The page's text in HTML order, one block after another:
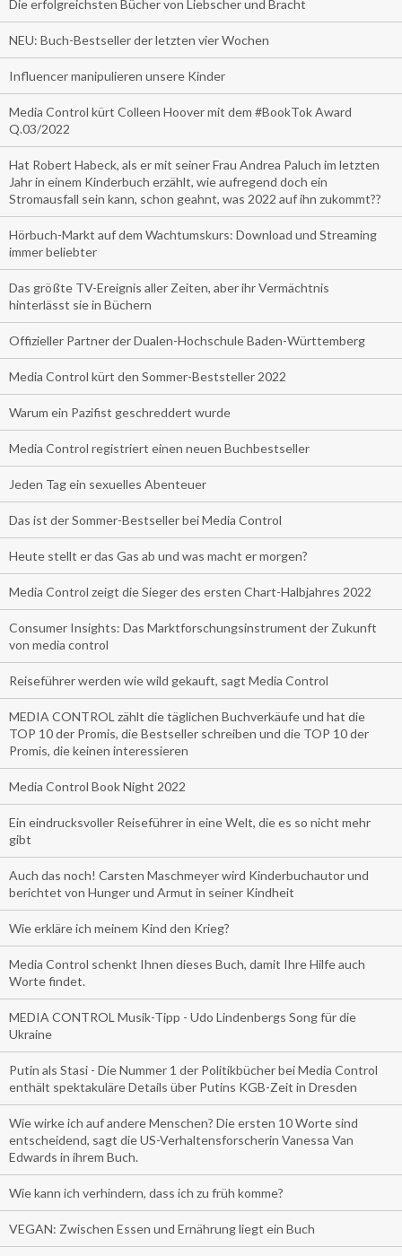
Die erfolgreichsten Bücher von Liebscher und Bracht
NEU: Buch-Bestseller der letzten vier Wochen
Influencer manipulieren unsere Kinder
Media Control kürt Colleen Hoover mit dem #BookTok Award
Q.03/2022
Hat Robert Habeck, als er mit seiner Frau Andrea Paluch im letzten
Jahr in einem Kinderbuch erzählt, wie aufregend doch ein
Stromausfall sein kann, schon geahnt, was 2022 auf ihn zukommt??
Hörbuch-Markt auf dem Wachtumskurs: Download und Streaming
immer beliebter
Das größte TV-Ereignis aller Zeiten, aber ihr Vermächtnis
hinterlässt sie in Büchern
Offizieller Partner der Dualen-Hochschule Baden-Württemberg
Media Control kürt den Sommer-Beststeller 2022
Warum ein Pazifist geschreddert wurde
Media Control registriert einen neuen Buchbestseller
Jeden Tag ein sexuelles Abenteuer
Das ist der Sommer-Bestseller bei Media Control
Heute stellt er das Gas ab und was macht er morgen?
Media Control zeigt die Sieger des ersten Chart-Halbjahres 2022
Consumer Insights: Das Marktforschungsinstrument der Zukunft
von media control
Reiseführer werden wie wild gekauft, sagt Media Control
MEDIA CONTROL zählt die täglichen Buchverkäufe und hat die
TOP 10 der Promis, die Bestseller schreiben und die TOP 10 der
Promis, die keinen interessieren
Media Control Book Night 2022
Ein eindrucksvoller Reiseführer in eine Welt, die es so nicht mehr
gibt
Auch das noch! Carsten Maschmeyer wird Kinderbuchautor und
berichtet von Hunger und Armut in seiner Kindheit
Wie erkläre ich meinem Kind den Krieg?
Media Control schenkt Ihnen dieses Buch, damit Ihre Hilfe auch
Worte findet.
MEDIA CONTROL Musik-Tipp - Udo Lindenbergs Song für die
Ukraine
Putin als Stasi - Die Nummer 1 der Politikbücher bei Media Control
enthält spektakuläre Details über Putins KGB-Zeit in Dresden
Wie wirke ich auf andere Menschen? Die ersten 10 Worte sind
entscheidend, sagt die US-Verhaltensforscherin Vanessa Van
Edwards in ihrem Buch.
Wie kann ich verhindern, dass ich zu früh komme?
VEGAN: Zwischen Essen und Ernährung liegt ein Buch